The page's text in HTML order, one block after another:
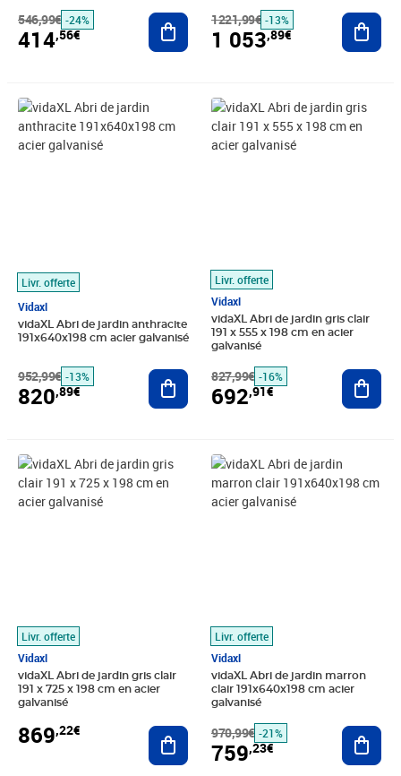
546,99€ -24%
414,56€
Ajouter au panier
1221,99€ -13%
1 053,89€
Livr. offerte
Vidaxl
vidaXL Abri de jardin anthracite
191x640x198 cm acier galvanisé
952,99€
Prix barré 952,99€
-13%
820,89€
Prix 820,89€
Ajouter au panier
Livr. offerte
Vidaxl
vidaXL Abri de jardin gris clair
191 x 555 x 198 cm en acier
galvanisé
827,99€
Prix barré 827,99€
-16%
692,91€
Prix 692,91€
Livr. offerte
Vidaxl
vidaXL Abri de jardin gris clair
191 x 725 x 198 cm en acier
galvanisé
869,22€
Prix 869,22€
Ajouter au panier
Livr. offerte
Vidaxl
vidaXL Abri de jardin marron
clair 191x640x198 cm acier
galvanisé
970,99€
Prix barré 970,99€
-21%
759,23€
Prix 759,23€